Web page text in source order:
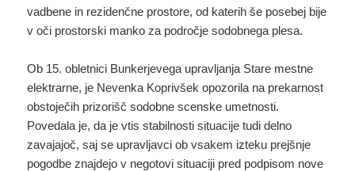
vadbene in rezidenčne prostore, od katerih še posebej bije
v oči prostorski manko za področje sodobnega plesa.
Ob 15. obletnici Bunkerjevega upravljanja Stare mestne
elektrarne, je Nevenka Koprivšek opozorila na prekarnost
obstoječih prizorišč sodobne scenske umetnosti.
Povedala je, da je vtis stabilnosti situacije tudi delno
zavajajoč, saj se upravljavci ob vsakem izteku prejšnje
pogodbe znajdejo v negotovi situaciji pred podpisom nove